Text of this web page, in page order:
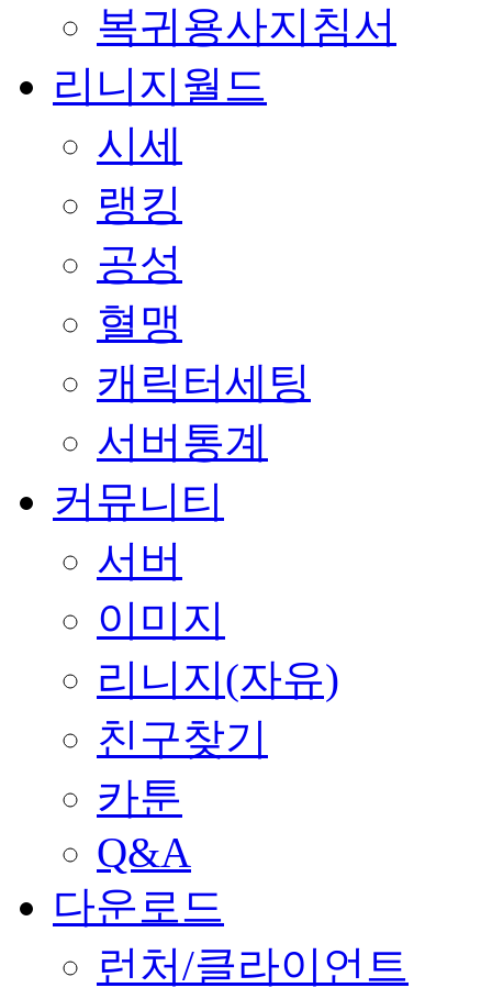
복귀용사지침서
리니지월드
시세
랭킹
공성
혈맹
캐릭터세팅
서버통계
커뮤니티
서버
이미지
리니지(자유)
친구찾기
카툰
Q&A
다운로드
런처/클라이언트